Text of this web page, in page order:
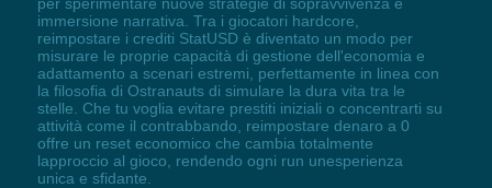
immersione narrativa. Tra i giocatori hardcore,
reimpostare i crediti StatUSD è diventato un modo per
misurare le proprie capacità di gestione dell'economia e
adattamento a scenari estremi, perfettamente in linea con
la filosofia di Ostranauts di simulare la dura vita tra le
stelle. Che tu voglia evitare prestiti iniziali o concentrarti su
attività come il contrabbando, reimpostare denaro a 0
offre un reset economico che cambia totalmente
lapproccio al gioco, rendendo ogni run unesperienza
unica e sfidante.